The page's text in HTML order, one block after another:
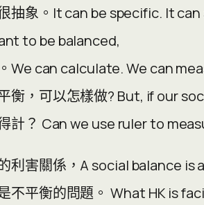
抽象。It can be specific. It
to be balanced,
We can calculate. We can
衡，可以怎樣做? But, if our
計？ Can we use ruler to
利害關係，A social balance is
不平衡的問題。 What HK is